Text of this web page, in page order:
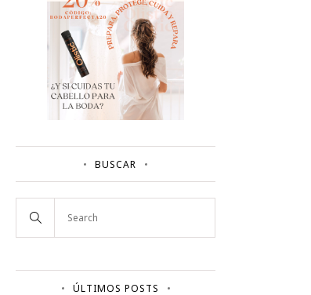
BUSCAR
ÚLTIMOS POSTS